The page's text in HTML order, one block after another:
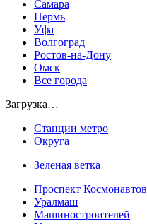
Самара
Пермь
Уфа
Волгоград
Ростов-на-Дону
Омск
Все города
Загрузка…
Станции метро
Округа
Зеленая ветка
Проспект Космонавтов
Уралмаш
Машиностроителей